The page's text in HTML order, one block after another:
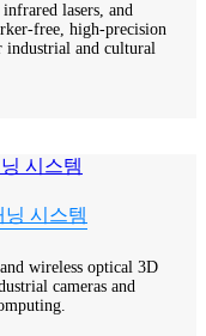
lasers, and
free, high-precision
industrial and cultural
닝 시스템
wireless optical 3D
cameras and